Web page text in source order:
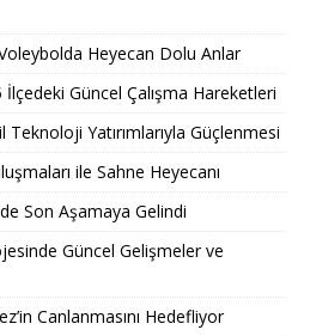
Heyecan Dolu Anlar
Güncel Çalışma Hareketleri
Yatırımlarıyla Güçlenmesi
ile Sahne Heyecanı
Son Aşamaya Gelindi
Güncel Gelişmeler ve
Canlanmasını Hedefliyor